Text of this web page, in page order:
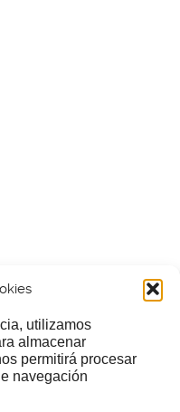
utilizamos
almacenar
permitirá procesar
navegación